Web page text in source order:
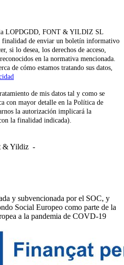
LOPDGDD, FONT & YILDIZ SL
finalidad de enviar un boletín informativo
si lo desea, los derechos de acceso,
en la normativa mencionada.
de cómo estamos tratando sus datos,
de mis datos tal y como se
con mayor detalle en la Política de
la autorización implicará la
la finalidad indicada).
& Yildiz -
y subvencionada por el SOC, y
Social Europeo como parte de la
a la pandemia de COVD-19